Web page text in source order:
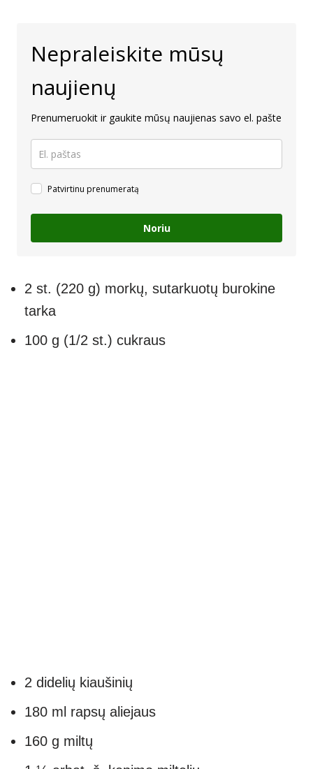
Nepraleiskite mūsų
naujienų
Prenumeruokit ir gaukite mūsų naujienas savo el. pašte
Patvirtinu prenumeratą
Noriu
2 st. (220 g) morkų, sutarkuotų burokine
tarka
100 g (1/2 st.) cukraus
2 didelių kiaušinių
180 ml rapsų aliejaus
160 g miltų